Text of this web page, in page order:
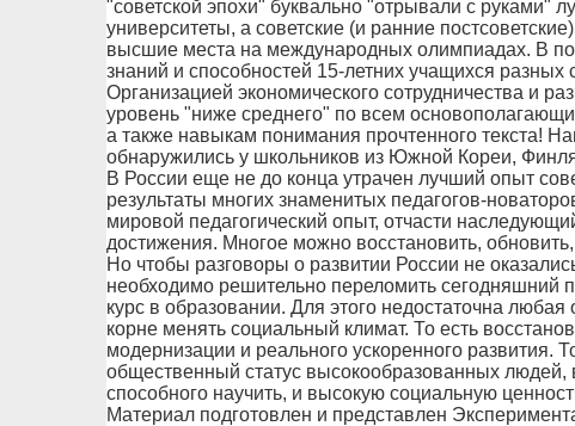
"советской эпохи" буквально "отрывали с руками"
университеты, а советские (и ранние
высшие места на международных олимпиадах. В
знаний и способностей 15-летних учащихся
Организацией экономического сотрудничества и
уровень "ниже среднего" по всем
а также навыкам понимания прочтенного текста!
обнаружились у школьников из Южной Кореи,
В России еще не до конца утрачен лучший опыт
результаты многих знаменитых педагогов-
мировой педагогический опыт, отчасти
достижения. Многое можно восстановить,
Но чтобы разговоры о развитии России не
необходимо решительно переломить сегодняшний
курс в образовании. Для этого недостаточна
корне менять социальный климат. То есть
модернизации и реального ускоренного развития.
общественный статус высокообразованных людей,
способного научить, и высокую социальную
Материал подготовлен и представлен